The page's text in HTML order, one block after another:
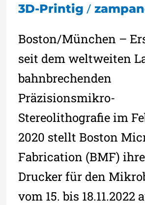
3D-Printig /
Boston/München –
seit dem weltweiten
bahnbrechenden
Präzisionsmikro-
Stereolithografie im
2020 stellt Boston
Fabrication (BMF)
Drucker für den
vom 15. bis 18.11.2022